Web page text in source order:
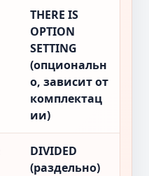
THERE IS
OPTION
SETTING
(опциональн
о, зависит от
комплектац
ии)
DIVIDED
(раздельно)